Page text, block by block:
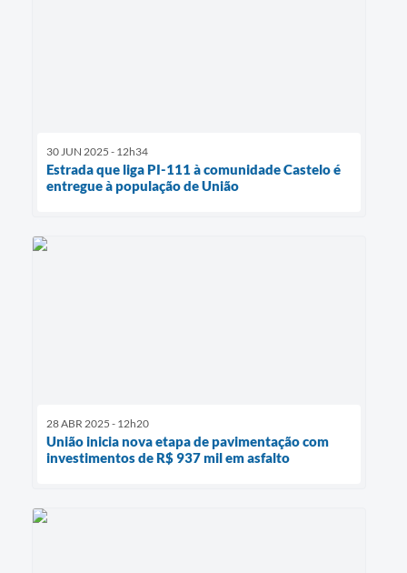
30 JUN 2025 - 12h34
Estrada que liga PI-111 à comunidade Castelo é
entregue à população de União
28 ABR 2025 - 12h20
União inicia nova etapa de pavimentação com
investimentos de R$ 937 mil em asfalto